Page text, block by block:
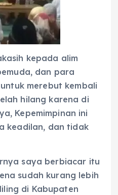
kepada alim
dan para
merebut kembali
hilang karena di
Kepemimpinan ini
keadilan, dan tidak
saya berbiacar itu
sudah kurang lebih
di Kabupaten